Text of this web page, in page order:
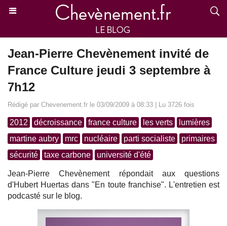
Jean-Pierre Chevènement invité de
France Culture jeudi 3 septembre à
7h12
Rédigé par Chevenement.fr le 03/09/2009 à 08:33 | Lu 3726 fois
2012 décroissance france culture les verts
lumières
martine aubry
mrc nucléaire parti socialiste
primaires
sécurité
taxe carbone université d'été
Jean-Pierre Chevènement répondait aux questions
d'Hubert Huertas dans "En toute franchise". L'entretien est
podcasté sur le blog.